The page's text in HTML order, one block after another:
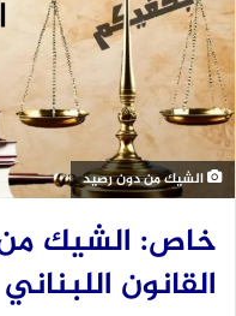
الشيك من دون رصيد
خاص: الشيك
القانون اللبناني